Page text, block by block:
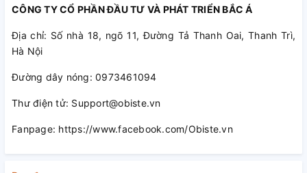
CÔNG TY CỔ PHẦN ĐẦU TƯ VÀ PHÁT TRIỂN BẮC Á
Địa chỉ: Số nhà 18, ngõ 11, Đường Tả Thanh Oai, Thanh Trì,
Hà Nội
Đường dây nóng: 0973461094
Thư điện tử: Support@obiste.vn
Fanpage: https://www.facebook.com/Obiste.vn